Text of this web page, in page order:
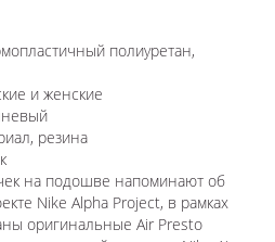
полиуретан,
и женские
резина
на подошве напоминают об
Nike Alpha Project, в рамках
оригинальные Air Presto